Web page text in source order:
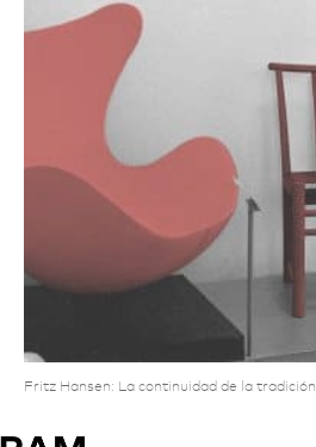
Fritz Hansen: La continuidad de la tradición